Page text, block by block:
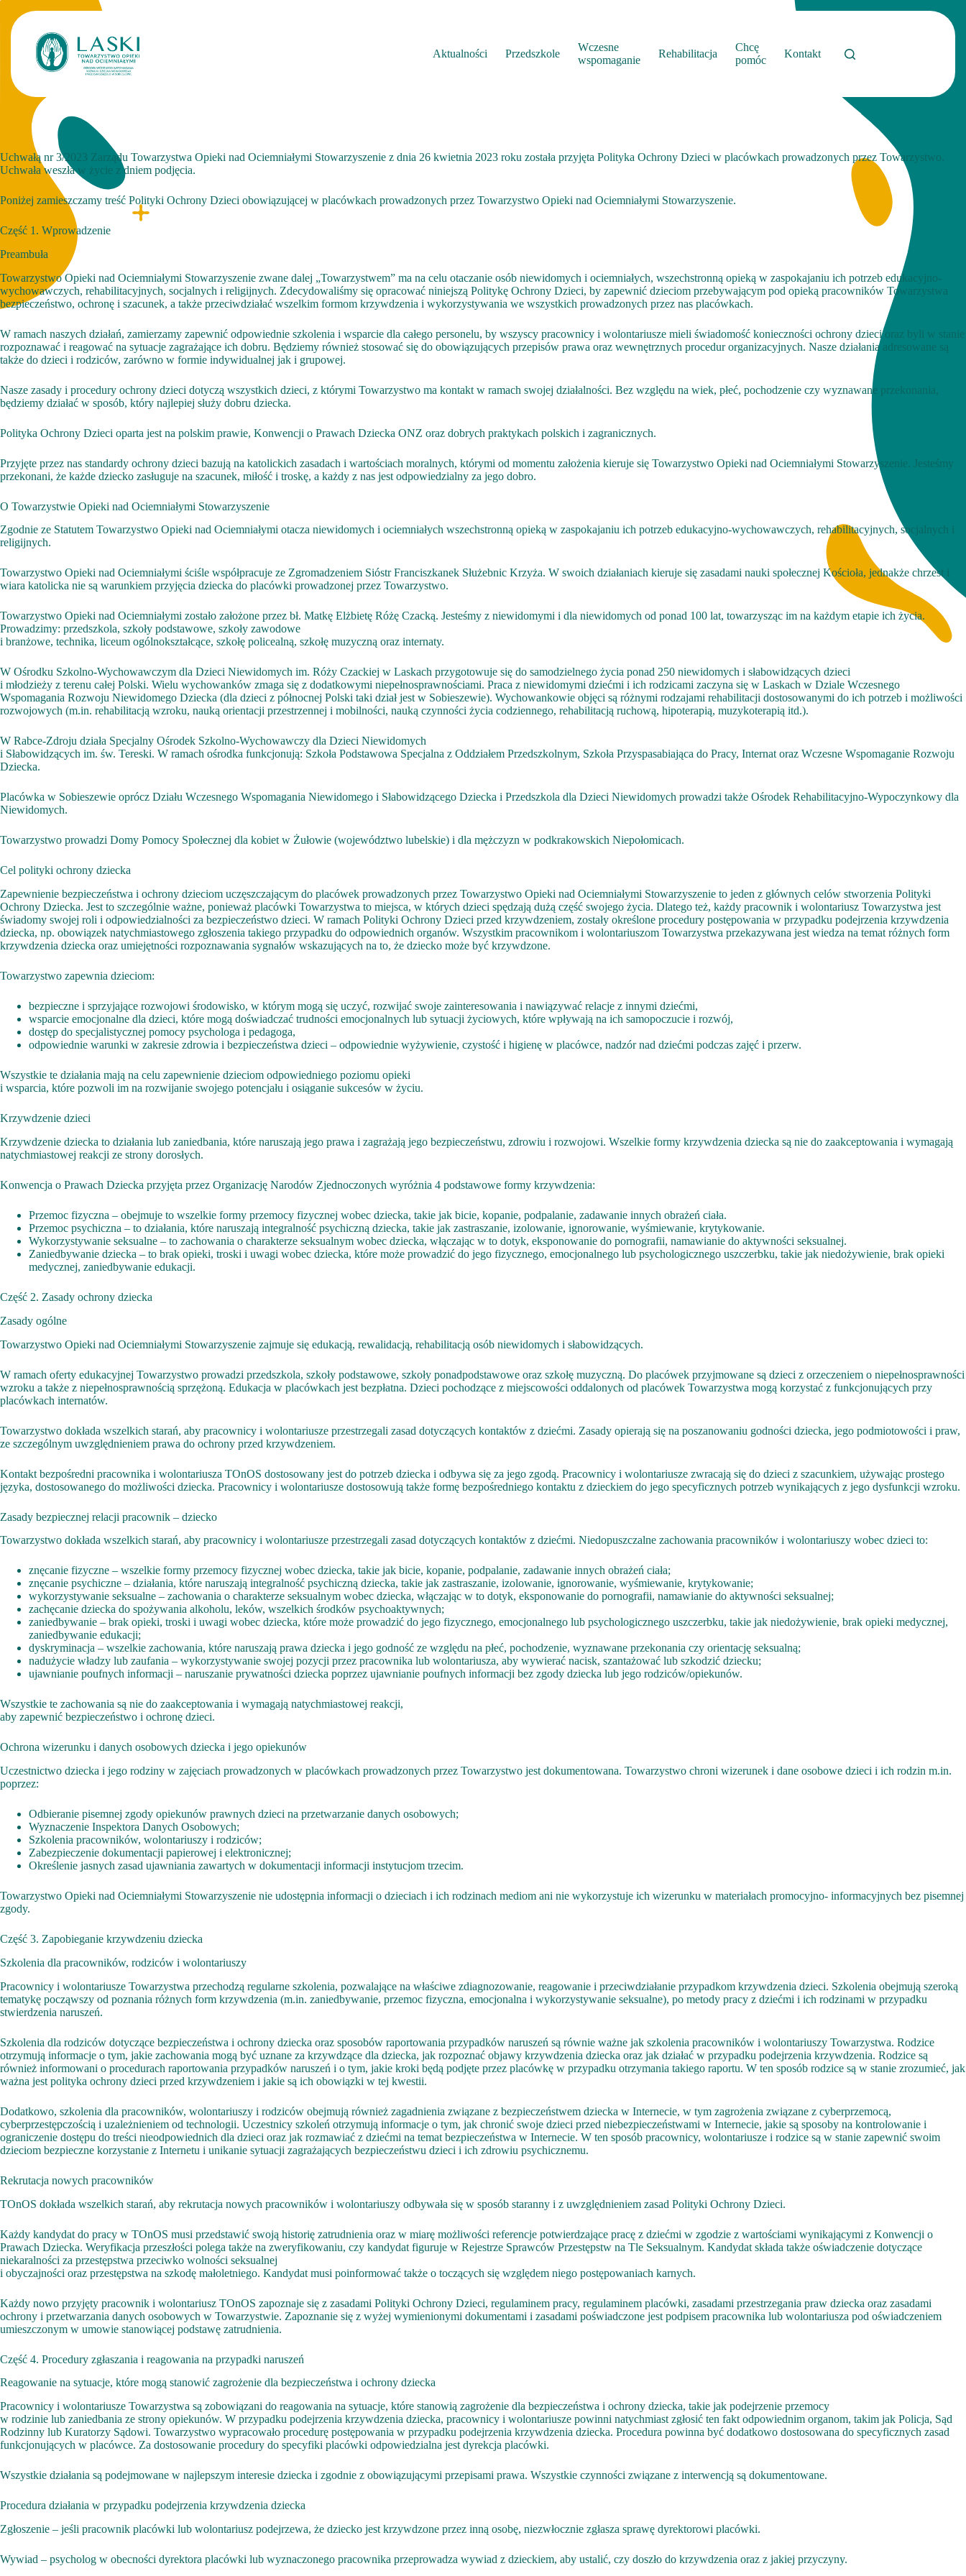
Przejdź
treści
Aktualności
Przedszkole
Wczesne
wspomaganie
Rehabilitacja
Chcę
pomóc
Kontakt
Uchwałą nr 3/2023 Zarządu Towarzystwa Opieki nad Ociemniałymi Stowarzyszenie z dnia 26 kwietnia 2023 roku została przyjęta Polityka Ochrony Dzieci w placówkach prowadzonych przez Towarzystwo.
Uchwała weszła w życie z dniem podjęcia.
Poniżej zamieszczamy treść Polityki Ochrony Dzieci obowiązującej w placówkach prowadzonych przez Towarzystwo Opieki nad Ociemniałymi Stowarzyszenie.
Część 1. Wprowadzenie
Preambuła
Towarzystwo Opieki nad Ociemniałymi Stowarzyszenie zwane dalej „Towarzystwem” ma na celu otaczanie osób niewidomych i ociemniałych, wszechstronną opieką w zaspokajaniu ich potrzeb edukacyjno-
wychowawczych, rehabilitacyjnych, socjalnych i religijnych. Zdecydowaliśmy się opracować niniejszą Politykę Ochrony Dzieci, by zapewnić dzieciom przebywającym pod opieką pracowników Towarzystwa
bezpieczeństwo, ochronę i szacunek, a także przeciwdziałać wszelkim formom krzywdzenia i wykorzystywania we wszystkich prowadzonych przez nas placówkach.
W ramach naszych działań, zamierzamy zapewnić odpowiednie szkolenia i wsparcie dla całego personelu, by wszyscy pracownicy i wolontariusze mieli świadomość konieczności ochrony dzieci oraz byli w stanie
rozpoznawać i reagować na sytuacje zagrażające ich dobru. Będziemy również stosować się do obowiązujących przepisów prawa oraz wewnętrznych procedur organizacyjnych. Nasze działania adresowane są
także do dzieci i rodziców, zarówno w formie indywidualnej jak i grupowej.
Nasze zasady i procedury ochrony dzieci dotyczą wszystkich dzieci, z którymi Towarzystwo ma kontakt w ramach swojej działalności. Bez względu na wiek, płeć, pochodzenie czy wyznawane przekonania,
będziemy działać w sposób, który najlepiej służy dobru dziecka.
Polityka Ochrony Dzieci oparta jest na polskim prawie, Konwencji o Prawach Dziecka ONZ oraz dobrych praktykach polskich i zagranicznych.
Przyjęte przez nas standardy ochrony dzieci bazują na katolickich zasadach i wartościach moralnych, którymi od momentu założenia kieruje się Towarzystwo Opieki nad Ociemniałymi Stowarzyszenie. Jesteśmy
przekonani, że każde dziecko zasługuje na szacunek, miłość i troskę, a każdy z nas jest odpowiedzialny za jego dobro.
O Towarzystwie Opieki nad Ociemniałymi Stowarzyszenie
Zgodnie ze Statutem Towarzystwo Opieki nad Ociemniałymi otacza niewidomych i ociemniałych wszechstronną opieką w zaspokajaniu ich potrzeb edukacyjno-wychowawczych, rehabilitacyjnych, socjalnych i
religijnych.
Towarzystwo Opieki nad Ociemniałymi ściśle współpracuje ze Zgromadzeniem Sióstr Franciszkanek Służebnic Krzyża. W swoich działaniach kieruje się zasadami nauki społecznej Kościoła, jednakże chrzest i
wiara katolicka nie są warunkiem przyjęcia dziecka do placówki prowadzonej przez Towarzystwo.
Towarzystwo Opieki nad Ociemniałymi zostało założone przez bł. Matkę Elżbietę Różę Czacką. Jesteśmy z niewidomymi i dla niewidomych od ponad 100 lat, towarzysząc im na każdym etapie ich życia.
Prowadzimy: przedszkola, szkoły podstawowe, szkoły zawodowe
i branżowe, technika, liceum ogólnokształcące, szkołę policealną, szkołę muzyczną oraz internaty.
W Ośrodku Szkolno-Wychowawczym dla Dzieci Niewidomych im. Róży Czackiej w Laskach przygotowuje się do samodzielnego życia ponad 250 niewidomych i słabowidzących dzieci
i młodzieży z terenu całej Polski. Wielu wychowanków zmaga się z dodatkowymi niepełnosprawnościami. Praca z niewidomymi dziećmi i ich rodzicami zaczyna się w Laskach w Dziale Wczesnego
Wspomagania Rozwoju Niewidomego Dziecka (dla dzieci z północnej Polski taki dział jest w Sobieszewie). Wychowankowie objęci są różnymi rodzajami rehabilitacji dostosowanymi do ich potrzeb i możliwości
rozwojowych (m.in. rehabilitacją wzroku, nauką orientacji przestrzennej i mobilności, nauką czynności życia codziennego, rehabilitacją ruchową, hipoterapią, muzykoterapią itd.).
W Rabce-Zdroju działa Specjalny Ośrodek Szkolno-Wychowawczy dla Dzieci Niewidomych
i Słabowidzących im. św. Tereski. W ramach ośrodka funkcjonują: Szkoła Podstawowa Specjalna z Oddziałem Przedszkolnym, Szkoła Przyspasabiająca do Pracy, Internat oraz Wczesne Wspomaganie Rozwoju
Dziecka.
Placówka w Sobieszewie oprócz Działu Wczesnego Wspomagania Niewidomego i Słabowidzącego Dziecka i Przedszkola dla Dzieci Niewidomych prowadzi także Ośrodek Rehabilitacyjno-Wypoczynkowy dla
Niewidomych.
Towarzystwo prowadzi Domy Pomocy Społecznej dla kobiet w Żułowie (województwo lubelskie) i dla mężczyzn w podkrakowskich Niepołomicach.
Cel polityki ochrony dziecka
Zapewnienie bezpieczeństwa i ochrony dzieciom uczęszczającym do placówek prowadzonych przez Towarzystwo Opieki nad Ociemniałymi Stowarzyszenie to jeden z głównych celów stworzenia Polityki
Ochrony Dziecka. Jest to szczególnie ważne, ponieważ placówki Towarzystwa to miejsca, w których dzieci spędzają dużą część swojego życia. Dlatego też, każdy pracownik i wolontariusz Towarzystwa jest
świadomy swojej roli i odpowiedzialności za bezpieczeństwo dzieci. W ramach Polityki Ochrony Dzieci przed krzywdzeniem, zostały określone procedury postępowania w przypadku podejrzenia krzywdzenia
dziecka, np. obowiązek natychmiastowego zgłoszenia takiego przypadku do odpowiednich organów. Wszystkim pracownikom i wolontariuszom Towarzystwa przekazywana jest wiedza na temat różnych form
krzywdzenia dziecka oraz umiejętności rozpoznawania sygnałów wskazujących na to, że dziecko może być krzywdzone.
Towarzystwo zapewnia dzieciom:
bezpieczne i sprzyjające rozwojowi środowisko, w którym mogą się uczyć, rozwijać swoje zainteresowania i nawiązywać relacje z innymi dziećmi,
wsparcie emocjonalne dla dzieci, które mogą doświadczać trudności emocjonalnych lub sytuacji życiowych, które wpływają na ich samopoczucie i rozwój,
dostęp do specjalistycznej pomocy psychologa i pedagoga,
odpowiednie warunki w zakresie zdrowia i bezpieczeństwa dzieci – odpowiednie wyżywienie, czystość i higienę w placówce, nadzór nad dziećmi podczas zajęć i przerw.
Wszystkie te działania mają na celu zapewnienie dzieciom odpowiedniego poziomu opieki
i wsparcia, które pozwoli im na rozwijanie swojego potencjału i osiąganie sukcesów w życiu.
Krzywdzenie dzieci
Krzywdzenie dziecka to działania lub zaniedbania, które naruszają jego prawa i zagrażają jego bezpieczeństwu, zdrowiu i rozwojowi. Wszelkie formy krzywdzenia dziecka są nie do zaakceptowania i wymagają
natychmiastowej reakcji ze strony dorosłych.
Konwencja o Prawach Dziecka przyjęta przez Organizację Narodów Zjednoczonych wyróżnia 4 podstawowe formy krzywdzenia:
Przemoc fizyczna – obejmuje to wszelkie formy przemocy fizycznej wobec dziecka, takie jak bicie, kopanie, podpalanie, zadawanie innych obrażeń ciała.
Przemoc psychiczna – to działania, które naruszają integralność psychiczną dziecka, takie jak zastraszanie, izolowanie, ignorowanie, wyśmiewanie, krytykowanie.
Wykorzystywanie seksualne – to zachowania o charakterze seksualnym wobec dziecka, włączając w to dotyk, eksponowanie do pornografii, namawianie do aktywności seksualnej.
Zaniedbywanie dziecka – to brak opieki, troski i uwagi wobec dziecka, które może prowadzić do jego fizycznego, emocjonalnego lub psychologicznego uszczerbku, takie jak niedożywienie, brak opieki
medycznej, zaniedbywanie edukacji.
Część 2. Zasady ochrony dziecka
Zasady ogólne
Towarzystwo Opieki nad Ociemniałymi Stowarzyszenie zajmuje się edukacją, rewalidacją, rehabilitacją osób niewidomych i słabowidzących.
W ramach oferty edukacyjnej Towarzystwo prowadzi przedszkola, szkoły podstawowe, szkoły ponadpodstawowe oraz szkołę muzyczną. Do placówek przyjmowane są dzieci z orzeczeniem o niepełnosprawności
wzroku a także z niepełnosprawnością sprzężoną. Edukacja w placówkach jest bezpłatna. Dzieci pochodzące z miejscowości oddalonych od placówek Towarzystwa mogą korzystać z funkcjonujących przy
placówkach internatów.
Towarzystwo dokłada wszelkich starań, aby pracownicy i wolontariusze przestrzegali zasad dotyczących kontaktów z dziećmi. Zasady opierają się na poszanowaniu godności dziecka, jego podmiotowości i praw,
ze szczególnym uwzględnieniem prawa do ochrony przed krzywdzeniem.
Kontakt bezpośredni pracownika i wolontariusza TOnOS dostosowany jest do potrzeb dziecka i odbywa się za jego zgodą. Pracownicy i wolontariusze zwracają się do dzieci z szacunkiem, używając prostego
języka, dostosowanego do możliwości dziecka. Pracownicy i wolontariusze dostosowują także formę bezpośredniego kontaktu z dzieckiem do jego specyficznych potrzeb wynikających z jego dysfunkcji wzroku.
Zasady bezpiecznej relacji pracownik – dziecko
Towarzystwo dokłada wszelkich starań, aby pracownicy i wolontariusze przestrzegali zasad dotyczących kontaktów z dziećmi. Niedopuszczalne zachowania pracowników i wolontariuszy wobec dzieci to:
znęcanie fizyczne – wszelkie formy przemocy fizycznej wobec dziecka, takie jak bicie, kopanie, podpalanie, zadawanie innych obrażeń ciała;
znęcanie psychiczne – działania, które naruszają integralność psychiczną dziecka, takie jak zastraszanie, izolowanie, ignorowanie, wyśmiewanie, krytykowanie;
wykorzystywanie seksualne – zachowania o charakterze seksualnym wobec dziecka, włączając w to dotyk, eksponowanie do pornografii, namawianie do aktywności seksualnej;
zachęcanie dziecka do spożywania alkoholu, leków, wszelkich środków psychoaktywnych;
zaniedbywanie – brak opieki, troski i uwagi wobec dziecka, które może prowadzić do jego fizycznego, emocjonalnego lub psychologicznego uszczerbku, takie jak niedożywienie, brak opieki medycznej,
zaniedbywanie edukacji;
dyskryminacja – wszelkie zachowania, które naruszają prawa dziecka i jego godność ze względu na płeć, pochodzenie, wyznawane przekonania czy orientację seksualną;
nadużycie władzy lub zaufania – wykorzystywanie swojej pozycji przez pracownika lub wolontariusza, aby wywierać nacisk, szantażować lub szkodzić dziecku;
ujawnianie poufnych informacji – naruszanie prywatności dziecka poprzez ujawnianie poufnych informacji bez zgody dziecka lub jego rodziców/opiekunów.
Wszystkie te zachowania są nie do zaakceptowania i wymagają natychmiastowej reakcji,
aby zapewnić bezpieczeństwo i ochronę dzieci.
Ochrona wizerunku i danych osobowych dziecka i jego opiekunów
Uczestnictwo dziecka i jego rodziny w zajęciach prowadzonych w placówkach prowadzonych przez Towarzystwo jest dokumentowana. Towarzystwo chroni wizerunek i dane osobowe dzieci i ich rodzin m.in.
poprzez:
Odbieranie pisemnej zgody opiekunów prawnych dzieci na przetwarzanie danych osobowych;
Wyznaczenie Inspektora Danych Osobowych;
Szkolenia pracowników, wolontariuszy i rodziców;
Zabezpieczenie dokumentacji papierowej i elektronicznej;
Określenie jasnych zasad ujawniania zawartych w dokumentacji informacji instytucjom trzecim.
Towarzystwo Opieki nad Ociemniałymi Stowarzyszenie nie udostępnia informacji o dzieciach i ich rodzinach mediom ani nie wykorzystuje ich wizerunku w materiałach promocyjno- informacyjnych bez pisemnej
zgody.
Część 3. Zapobieganie krzywdzeniu dziecka
Szkolenia dla pracowników, rodziców i wolontariuszy
Pracownicy i wolontariusze Towarzystwa przechodzą regularne szkolenia, pozwalające na właściwe zdiagnozowanie, reagowanie i przeciwdziałanie przypadkom krzywdzenia dzieci. Szkolenia obejmują szeroką
tematykę począwszy od poznania różnych form krzywdzenia (m.in. zaniedbywanie, przemoc fizyczna, emocjonalna i wykorzystywanie seksualne), po metody pracy z dziećmi i ich rodzinami w przypadku
stwierdzenia naruszeń.
Szkolenia dla rodziców dotyczące bezpieczeństwa i ochrony dziecka oraz sposobów raportowania przypadków naruszeń są równie ważne jak szkolenia pracowników i wolontariuszy Towarzystwa. Rodzice
otrzymują informacje o tym, jakie zachowania mogą być uznane za krzywdzące dla dziecka, jak rozpoznać objawy krzywdzenia dziecka oraz jak działać w przypadku podejrzenia krzywdzenia. Rodzice są
również informowani o procedurach raportowania przypadków naruszeń i o tym, jakie kroki będą podjęte przez placówkę w przypadku otrzymania takiego raportu. W ten sposób rodzice są w stanie zrozumieć, jak
ważna jest polityka ochrony dzieci przed krzywdzeniem i jakie są ich obowiązki w tej kwestii.
Dodatkowo, szkolenia dla pracowników, wolontariuszy i rodziców obejmują również zagadnienia związane z bezpieczeństwem dziecka w Internecie, w tym zagrożenia związane z cyberprzemocą,
cyberprzestępczością i uzależnieniem od technologii. Uczestnicy szkoleń otrzymują informacje o tym, jak chronić swoje dzieci przed niebezpieczeństwami w Internecie, jakie są sposoby na kontrolowanie i
ograniczenie dostępu do treści nieodpowiednich dla dzieci oraz jak rozmawiać z dziećmi na temat bezpieczeństwa w Internecie. W ten sposób pracownicy, wolontariusze i rodzice są w stanie zapewnić swoim
dzieciom bezpieczne korzystanie z Internetu i unikanie sytuacji zagrażających bezpieczeństwu dzieci i ich zdrowiu psychicznemu.
Rekrutacja nowych pracowników
TOnOS dokłada wszelkich starań, aby rekrutacja nowych pracowników i wolontariuszy odbywała się w sposób staranny i z uwzględnieniem zasad Polityki Ochrony Dzieci.
Każdy kandydat do pracy w TOnOS musi przedstawić swoją historię zatrudnienia oraz w miarę możliwości referencje potwierdzające pracę z dziećmi w zgodzie z wartościami wynikającymi z Konwencji o
Prawach Dziecka. Weryfikacja przeszłości polega także na zweryfikowaniu, czy kandydat figuruje w Rejestrze Sprawców Przestępstw na Tle Seksualnym. Kandydat składa także oświadczenie dotyczące
niekaralności za przestępstwa przeciwko wolności seksualnej
i obyczajności oraz przestępstwa na szkodę małoletniego. Kandydat musi poinformować także o toczących się względem niego postępowaniach karnych.
Każdy nowo przyjęty pracownik i wolontariusz TOnOS zapoznaje się z zasadami Polityki Ochrony Dzieci, regulaminem pracy, regulaminem placówki, zasadami przestrzegania praw dziecka oraz zasadami
ochrony i przetwarzania danych osobowych w Towarzystwie. Zapoznanie się z wyżej wymienionymi dokumentami i zasadami poświadczone jest podpisem pracownika lub wolontariusza pod oświadczeniem
umieszczonym w umowie stanowiącej podstawę zatrudnienia.
Część 4. Procedury zgłaszania i reagowania na przypadki naruszeń
Reagowanie na sytuacje, które mogą stanowić zagrożenie dla bezpieczeństwa i ochrony dziecka
Pracownicy i wolontariusze Towarzystwa są zobowiązani do reagowania na sytuacje, które stanowią zagrożenie dla bezpieczeństwa i ochrony dziecka, takie jak podejrzenie przemocy
w rodzinie lub zaniedbania ze strony opiekunów. W przypadku podejrzenia krzywdzenia dziecka, pracownicy i wolontariusze powinni natychmiast zgłosić ten fakt odpowiednim organom, takim jak Policja, Sąd
Rodzinny lub Kuratorzy Sądowi. Towarzystwo wypracowało procedurę postępowania w przypadku podejrzenia krzywdzenia dziecka. Procedura powinna być dodatkowo dostosowana do specyficznych zasad
funkcjonujących w placówce. Za dostosowanie procedury do specyfiki placówki odpowiedzialna jest dyrekcja placówki.
Wszystkie działania są podejmowane w najlepszym interesie dziecka i zgodnie z obowiązującymi przepisami prawa. Wszystkie czynności związane z interwencją są dokumentowane.
Procedura działania w przypadku podejrzenia krzywdzenia dziecka
Zgłoszenie – jeśli pracownik placówki lub wolontariusz podejrzewa, że dziecko jest krzywdzone przez inną osobę, niezwłocznie zgłasza sprawę dyrektorowi placówki.
Wywiad – psycholog w obecności dyrektora placówki lub wyznaczonego pracownika przeprowadza wywiad z dzieckiem, aby ustalić, czy doszło do krzywdzenia oraz z jakiej przyczyny.